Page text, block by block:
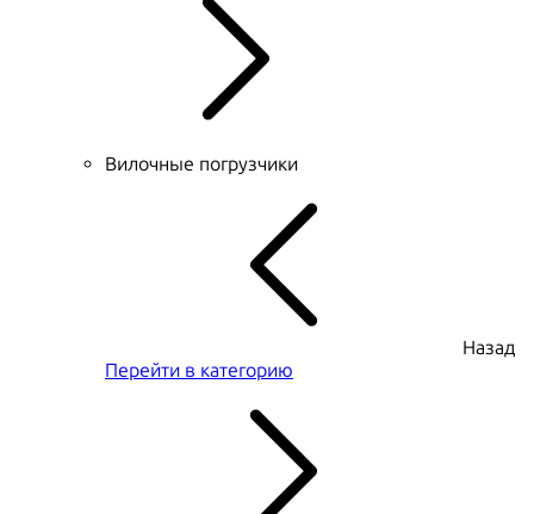
Вилочные погрузчики
Назад
Перейти в категорию